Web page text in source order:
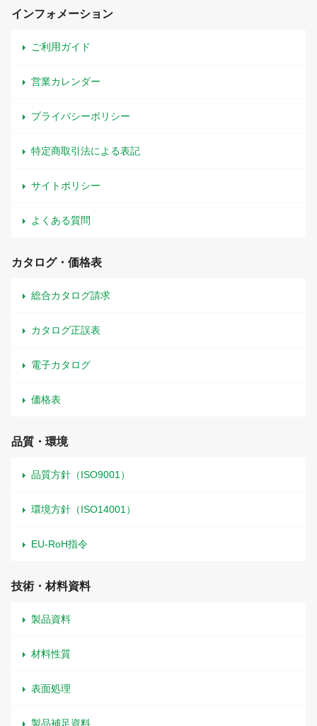
インフォメーション
ご利用ガイド
営業カレンダー
プライバシーポリシー
特定商取引法による表記
サイトポリシー
よくある質問
カタログ・価格表
総合カタログ請求
カタログ正誤表
電子カタログ
価格表
品質・環境
品質方針（ISO9001）
環境方針（ISO14001）
EU-RoH指令
技術・材料資料
製品資料
材料性質
表面処理
製品補足資料